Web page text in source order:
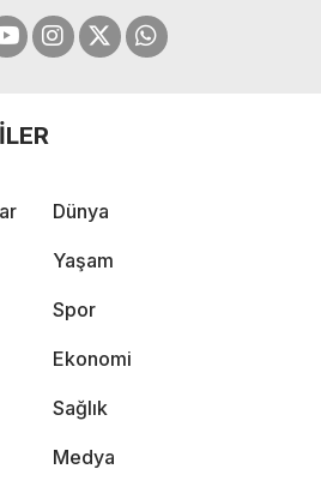
Dünya
Yaşam
Spor
Ekonomi
Sağlık
Medya